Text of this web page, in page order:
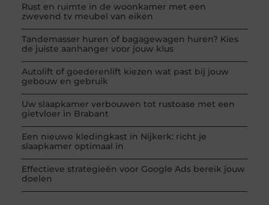
Rust en ruimte in de woonkamer met een
zwevend tv meubel van eiken
Tandemasser huren of bagagewagen huren? Kies
de juiste aanhanger voor jouw klus
Autolift of goederenlift kiezen wat past bij jouw
gebouw en gebruik
Uw slaapkamer verbouwen tot rustoase met een
gietvloer in Brabant
Een nieuwe kledingkast in Nijkerk: richt je
slaapkamer optimaal in
Effectieve strategieën voor Google Ads bereik jouw
doelen